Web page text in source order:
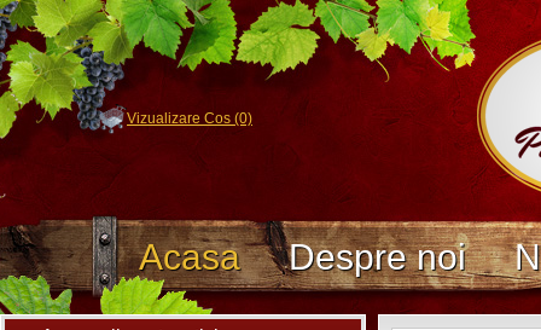
Vizualizare Cos (0)
Acasa Despre noi